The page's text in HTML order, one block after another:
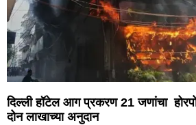
दिल्ली हॉटेल आग प्रकरण 21 जणांचा
दोन लाखाच्या अनुदान